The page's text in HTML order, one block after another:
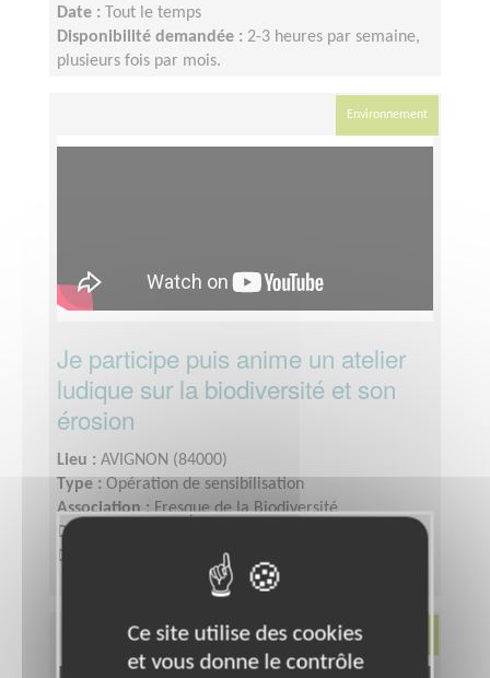
Date :
Tout le temps
Disponibilité demandée : 2-3 heures par semaine,
plusieurs fois par mois.
Environnement
Je participe puis anime un atelier
ludique sur la biodiversité et son
érosion
Lieu : AVIGNON (84000)
Type : Opération de sensibilisation
Association :Fresque de la Biodiversité
Date :
Disponibilité demandée :
Environnement
Ce site utilise des cookies
et vous donne le contrôle